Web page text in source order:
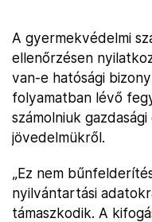
A gyermekvédelmi
ellenőrzésen
van-e hatósági
folyamatban lévő
számolniuk
jövedelmükről.
„Ez nem
nyilvántartási
támaszkodik. A